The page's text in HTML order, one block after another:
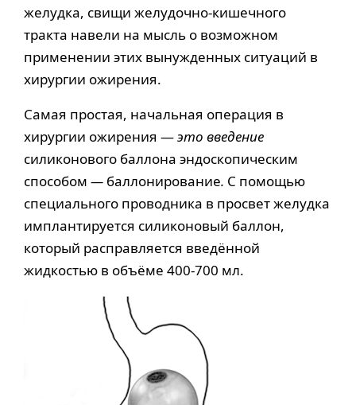
желудка, свищи желудочно-кишечного
тракта навели на мысль о возможном
применении этих вынужденных ситуаций в
хирургии ожирения.
Самая простая, начальная операция в
хирургии ожирения —это введение
силиконового баллона эндоскопическим
способом — баллонирование. С помощью
специального проводника в просвет желудка
имплантируется силиконовый баллон,
который расправляется введённой
жидкостью в объёме 400-700 мл.